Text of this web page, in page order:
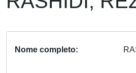
Nome completo